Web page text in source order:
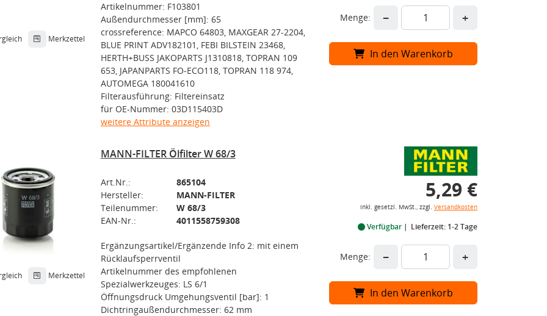
Merkzettel
Artikelnummer: F103801
Außendurchmesser [mm]: 65
crossreference: MAPCO 64803, MAXGEAR 27-2204,
BLUE PRINT ADV182101, FEBI BILSTEIN 23468,
HERTH+BUSS JAKOPARTS J1310818, TOPRAN 109
653, JAPANPARTS FO-ECO118, TOPRAN 118 974,
AUTOMEGA 180041610
Filterausführung: Filtereinsatz
für OE-Nummer: 03D115403D
weitere Attribute anzeigen
Menge: − +
In den Warenkorb
Merkzettel
MANN-FILTER Ölfilter W 68/3
Art.Nr.:
865104
Hersteller:
MANN-FILTER
Teilenummer:
W 68/3
EAN-Nr.:
4011558759308
Ergänzungsartikel/Ergänzende Info 2: mit einem
Rücklaufsperrventil
Artikelnummer des empfohlenen
Spezialwerkzeuges: LS 6/1
Öffnungsdruck Umgehungsventil [bar]: 1
Dichtringaußendurchmesser: 62 mm
5,29 €
inkl. gesetzl. MwSt., zzgl. Versandkosten
Verfügbar Lieferzeit: 1-2 Tage
Menge: − +
In den Warenkorb